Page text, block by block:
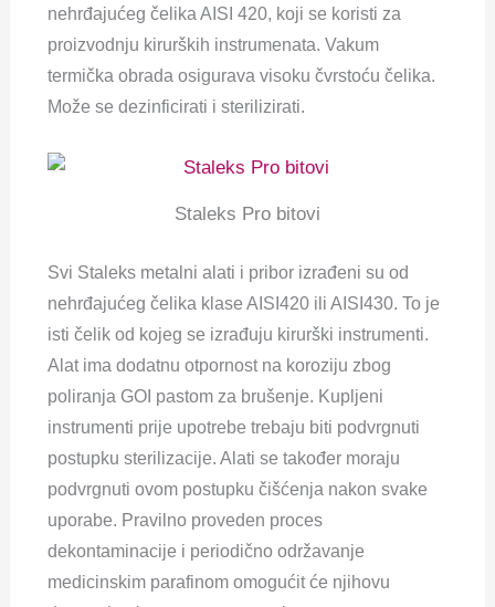
nehrđajućeg čelika AISI 420, koji se koristi za
proizvodnju kirurških instrumenata. Vakum
termička obrada osigurava visoku čvrstoću čelika.
Može se dezinficirati i sterilizirati.
Staleks Pro bitovi
Svi Staleks metalni alati i pribor izrađeni su od
nehrđajućeg čelika klase AISI420 ili AISI430. To je
isti čelik od kojeg se izrađuju kirurški instrumenti.
Alat ima dodatnu otpornost na koroziju zbog
poliranja GOI pastom za brušenje. Kupljeni
instrumenti prije upotrebe trebaju biti podvrgnuti
postupku sterilizacije. Alati se također moraju
podvrgnuti ovom postupku čišćenja nakon svake
uporabe. Pravilno proveden proces
dekontaminacije i periodično održavanje
medicinskim parafinom omogućit će njihovu